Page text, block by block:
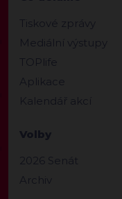
Tiskové zprávy
Mediální výstupy
TOPlife
Aplikace
Kalendář akcí
Volby
2026 Senát
Archiv